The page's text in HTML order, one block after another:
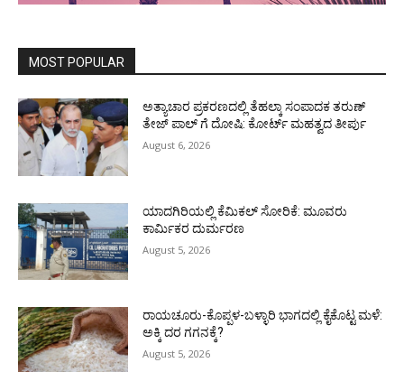
MOST POPULAR
ಅತ್ಯಾಚಾರ ಪ್ರಕರಣದಲ್ಲಿ ತೆಹಲ್ಕಾ ಸಂಪಾದಕ ತರುಣ್‌
ತೇಜ್‌ ಪಾಲ್‌ ಗೆ ದೋಷಿ: ಕೋರ್ಟ್‌ ಮಹತ್ವದ ತೀರ್ಪು
August 6, 2026
ಯಾದಗಿರಿಯಲ್ಲಿ ಕೆಮಿಕಲ್ ಸೋರಿಕೆ: ಮೂವರು
ಕಾರ್ಮಿಕರ ದುರ್ಮರಣ
August 5, 2026
ರಾಯಚೂರು-ಕೊಪ್ಪಳ-ಬಳ್ಳಾರಿ ಭಾಗದಲ್ಲಿ ಕೈಕೊಟ್ಟ ಮಳೆ:
ಅಕ್ಕಿ ದರ ಗಗನಕ್ಕೆ?
August 5, 2026